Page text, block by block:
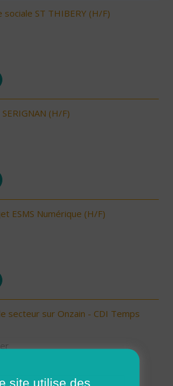
sociale ST THIBERY (H/F)
(H/F)
ESMS Numérique (H/F)
secteur sur Onzain - CDI Temps
site utilise des